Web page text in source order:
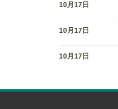
10月17日
10月17日
10月17日